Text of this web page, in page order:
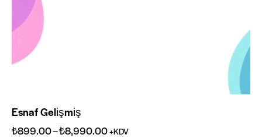
Esnaf Gelişmiş
₺899.00–₺8,990.00+KDV